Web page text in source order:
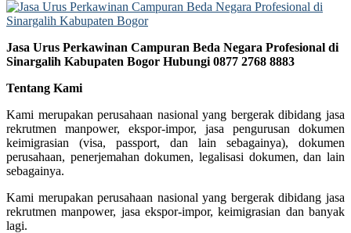
Jasa Urus Perkawinan Campuran Beda Negara Profesional di
Sinargalih Kabupaten Bogor Hubungi 0877 2768 8883
Tentang Kami
Kami merupakan perusahaan nasional yang bergerak dibidang jasa
rekrutmen manpower, ekspor-impor, jasa pengurusan dokumen
keimigrasian (visa, passport, dan lain sebagainya), dokumen
perusahaan, penerjemahan dokumen, legalisasi dokumen, dan lain
sebagainya.
Kami merupakan perusahaan nasional yang bergerak dibidang jasa
rekrutmen manpower, jasa ekspor-impor, keimigrasian dan banyak
lagi.